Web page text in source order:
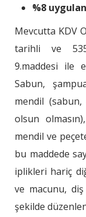
%8
Mevcutta KDV
tarihli ve
9.maddesi ile
Sabun,
mendil
olsun
mendil ve
bu maddede
iplikleri hariç
ve macunu,
şekilde